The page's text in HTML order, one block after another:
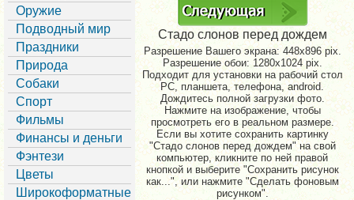
Оружие
Подводный мир
Праздники
Природа
Собаки
Спорт
Фильмы
Финансы и деньги
Фэнтези
Цветы
Широкоформатные
Стадо слонов перед дождем
Разрешение Вашего экрана: 448x896 pix.
Разрешение обои: 1280x1024 pix.
Подходит для установки на рабочий стол
PC, планшета, телефона, android.
Дождитесь полной загрузки фото.
Нажмите на изображение, чтобы
просмотреть его в реальном размере.
Если вы хотите сохранить картинку
"Стадо слонов перед дождем" на свой
компьютер, кликните по ней правой
кнопкой и выберите "Сохранить рисунок
как...", или нажмите "Сделать фоновым
рисунком".